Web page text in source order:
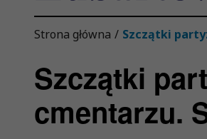
Strona główna / Szczątki
Szczątki
cmentarzu.